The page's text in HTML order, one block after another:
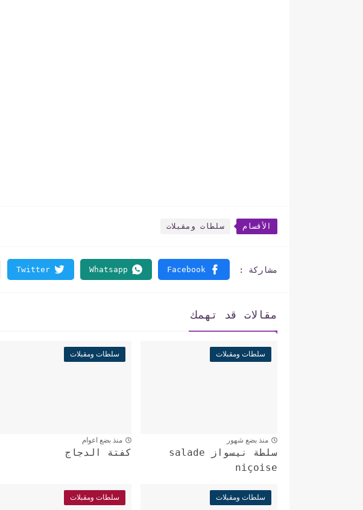
الأقسام سلطات ومقبلات
مقالات قد تهمك
سلطات ومقبلات
منذ بضع شهور
سلطة نيسواز salade
niçoise
سلطات ومقبلات
منذ بضع اعوام
كفتة الدجاج
سلطات ومقبلات سلطات ومقبلات